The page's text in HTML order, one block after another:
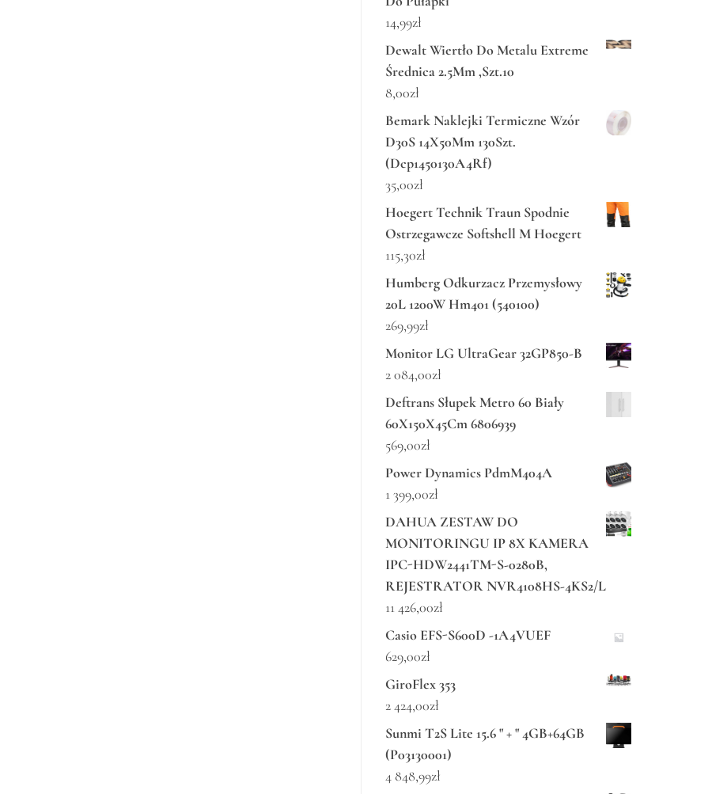
14,99zł
Dewalt Wiertło Do Metalu Extreme
Średnica 2.5Mm ,Szt.10
8,00zł
Bemark Naklejki Termiczne Wzór
D30S 14X50Mm 130Szt.
(Dcp1450130A4Rf)
35,00zł
Hoegert Technik Traun Spodnie
Ostrzegawcze Softshell M Hoegert
115,30zł
Humberg Odkurzacz Przemysłowy
20L 1200W Hm401 (540100)
269,99zł
Monitor LG UltraGear 32GP850-B
2 084,00zł
Deftrans Słupek Metro 60 Biały
60X150X45Cm 6806939
569,00zł
Power Dynamics PdmM404A
1 399,00zł
DAHUA ZESTAW DO
MONITORINGU IP 8X KAMERA
IPC-HDW2441TM-S-0280B,
REJESTRATOR NVR4108HS-4KS2/L
11 426,00zł
Casio EFS-S600D -1A4VUEF
629,00zł
GiroFlex 353
2 424,00zł
Sunmi T2S Lite 15.6 " + " 4GB+64GB
(P03130001)
4 848,99zł